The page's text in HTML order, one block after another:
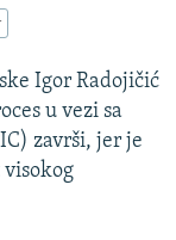
Igor Radojičić
u vezi sa
završi, jer je
visokog